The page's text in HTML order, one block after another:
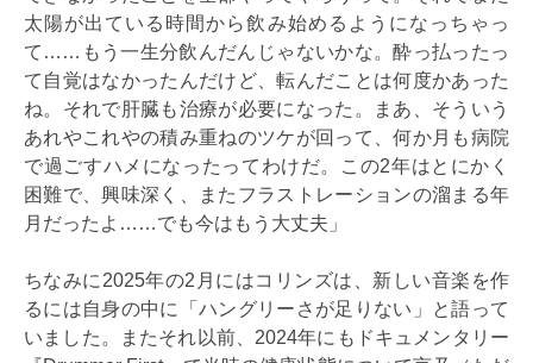
太陽が出ている時間から飲み始めるようになっちゃっ
て……もう一生分飲んだんじゃないかな。酔っ払ったっ
て自覚はなかったんだけど、転んだことは何度かあった
ね。それで肝臓も治療が必要になった。まあ、そういう
あれやこれやの積み重ねのツケが回って、何か月も病院
で過ごすハメになったってわけだ。この2年はとにかく
困難で、興味深く、またフラストレーションの溜まる年
月だったよ……でも今はもう大丈夫」
ちなみに2025年の2月にはコリンズは、新しい音楽を作
るには自身の中に「ハングリーさが足りない」と語って
いました。またそれ以前、2024年にもドキュメンタリー